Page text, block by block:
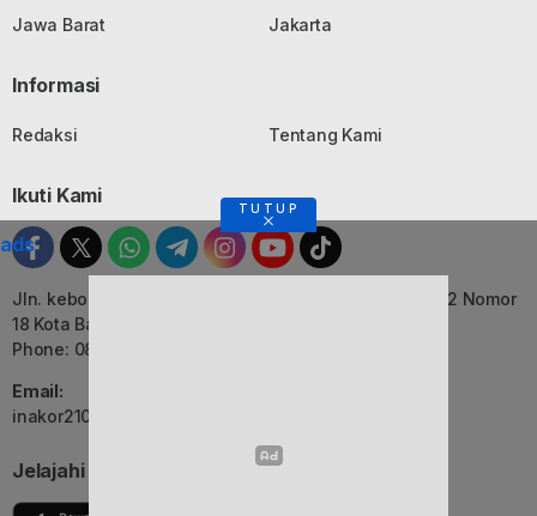
Jawa Barat
Jakarta
Informasi
Redaksi Tentang Kami
Ikuti Kami
Jln. kebon Jati, Komplek Ruko Luxor Permai Kavling 22 Nomor
18 Kota Bandung, Jawa Barat
Phone: 082116055552
Email:
inakor2105@gmail.com (Redaksi)
Jelajahi Berita di Apps Kami
TUTUP
ads